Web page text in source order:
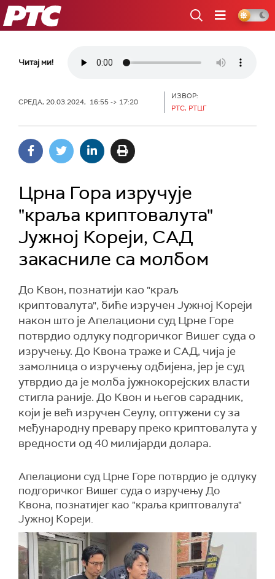
РТС
Читај ми!
СРЕДА, 20.03.2024, 16:55 -> 17:20
ИЗВОР:
РТС, РТЦГ
Црна Гора изручује
"краља криптовалута"
Јужној Кореји, САД
закасниле са молбом
До Квон, познатији као "краљ
криптовалута", биће изручен Јужној Кореји
након што је Апелациони суд Црне Горе
потврдио одлуку подгоричког Вишег суда о
изручењу. До Квона траже и САД, чија је
замолница о изручењу одбијена, јер је суд
утврдио да је молба јужнокорејских власти
стигла раније. До Квон и његов сарадник,
који је већ изручен Сеулу, оптужени су за
међународну превару преко криптовалута у
вредности од 40 милијарди долара.
Апелациони суд Црне Горе потврдио је одлуку
подгоричког Вишег суда о изручењу До
Квона, познатијег као "краља криптовалута"
Јужној Кореји.